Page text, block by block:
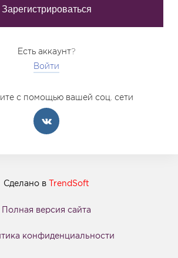
Есть аккаунт?
Войти
с помощью вашей соц. сети
Сделано в TrendSoft
Полная версия сайта
конфиденциальности